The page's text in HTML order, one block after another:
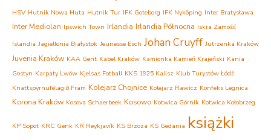
HSV Hutnik Nowa Huta Hutnik Tur IFK Goteborg IFK Nyköping Inter Bratysława
Inter Mediolan Ipswich Town Irlandia Irlandia Północna Iskra Zamość
Islandia Jagiellonia Białystok Jeunesse Esch Johan Cruyff Jutrzenka Kraków
Juvenia Kraków KAA Gent Kabel Kraków Kamionka Kamień Krajeński Kania
Gostyn Karpaty Lwów Kjelsas Fotball KKS 1925 Kalisz Klub Turystów Łódź
Knattspyrnufélagið Fram Kolejarz Chojnice Kolejarz Rawicz Konfeks Legnica
Korona Kraków Kosova Schaerbeek Kosowo Kotwica Górnik Kotwica Kołobrzeg
KP Sopot KRC Genk KR Reykjavík KS Brzoza KS Gedania książki